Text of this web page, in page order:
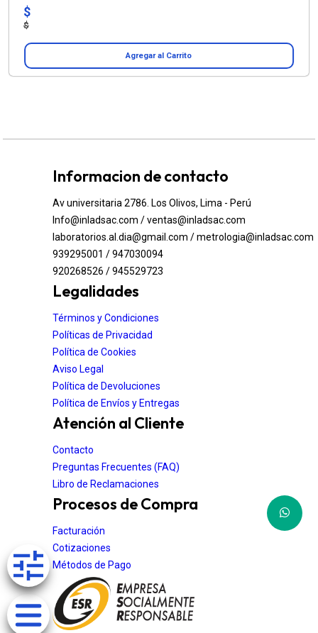
$
$
Agregar al Carrito
Informacion de contacto
Av universitaria 2786. Los Olivos, Lima - Perú
Info@inladsac.com / ventas@inladsac.com
laboratorios.al.dia@gmail.com / metrologia@inladsac.com
939295001 / 947030094
920268526 / 945529723
Legalidades
Términos y Condiciones
Políticas de Privacidad
Política de Cookies
Aviso Legal
Política de Devoluciones
Política de Envíos y Entregas
Atención al Cliente
Contacto
Preguntas Frecuentes (FAQ)
Libro de Reclamaciones
Procesos de Compra
Facturación
Cotizaciones
Métodos de Pago